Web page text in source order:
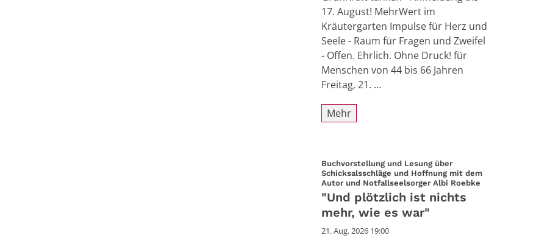
17. August! MehrWert im
Kräutergarten Impulse für Herz und
Seele - Raum für Fragen und Zweifel
- Offen. Ehrlich. Ohne Druck! für
Menschen von 44 bis 66 Jahren
Freitag, 21. ...
Mehr
Buchvorstellung und Lesung über
Schicksalsschläge und Hoffnung mit dem
Autor und Notfallseelsorger Albi Roebke
"Und plötzlich ist nichts
mehr, wie es war"
21. Aug. 2026 19:00